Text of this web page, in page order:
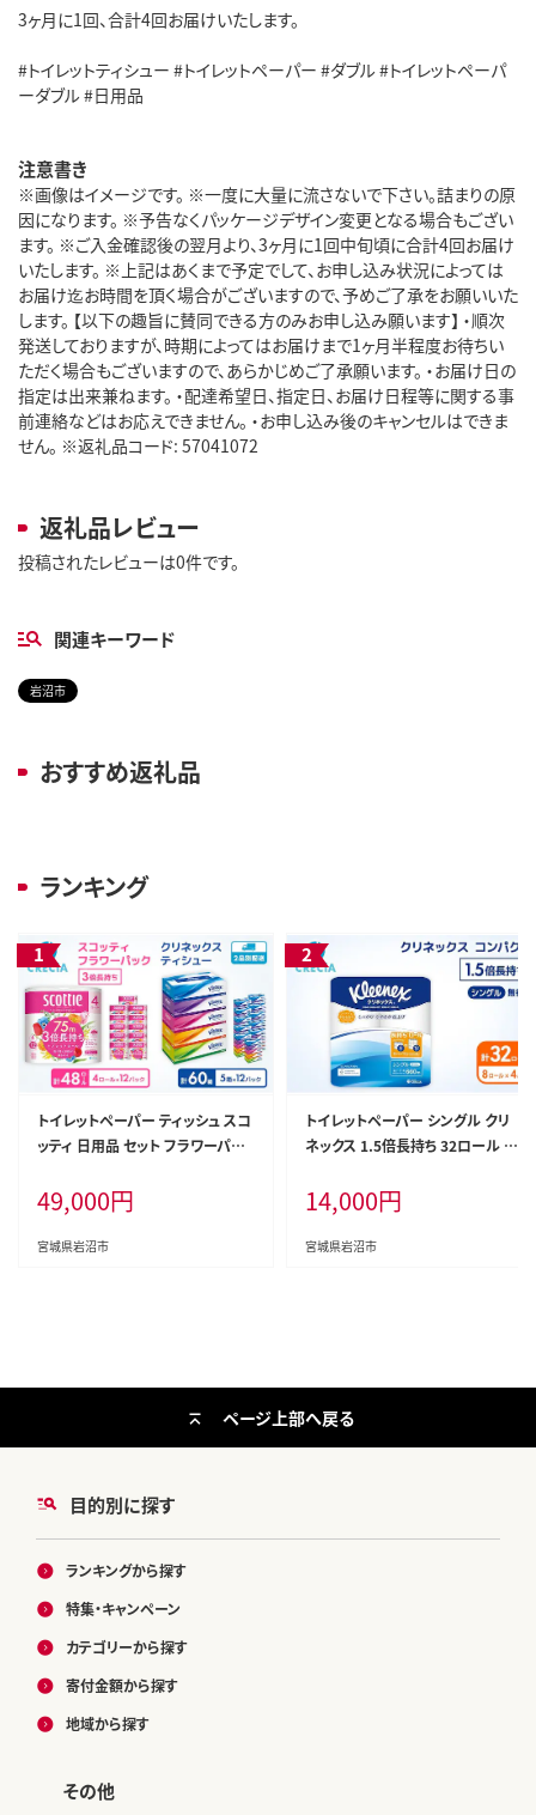
3ヶ月に1回、合計4回お届けいたします。
#トイレットティシュー #トイレットペーパー #ダブル #トイレットペーパ
ーダブル #日用品
注意書き
※画像はイメージです。 ※一度に大量に流さないで下さい。詰まりの原
因になります。 ※予告なくパッケージデザイン変更となる場合もござい
ます。 ※ご入金確認後の翌月より、3ヶ月に1回中旬頃に合計4回お届け
いたします。 ※上記はあくまで予定でして、お申し込み状況によっては
お届け迄お時間を頂く場合がございますので、予めご了承をお願いいた
します。 【以下の趣旨に賛同できる方のみお申し込み願います】 ・順次
発送しておりますが、時期によってはお届けまで1ヶ月半程度お待ちい
ただく場合もございますので、あらかじめご了承願います。 ・お届け日の
指定は出来兼ねます。 ・配達希望日、指定日、お届け日程等に関する事
前連絡などはお応えできません。 ・お申し込み後のキャンセルはできま
せん。 ※返礼品コード: 57041072
返礼品レビュー
投稿されたレビューは0件です。
関連キーワード
岩沼市
おすすめ返礼品
ランキング
トイレットペーパー ティッシュ スコ
ッティ 日用品 セット フラワーパッ
岩沼市
49,000円
宮城県岩沼市
トイレットペーパー シングル クリ
ネックス 1.5倍長持ち 32ロール ( 8
香料 日用品 防災 備蓄 日本製 宮
城県 岩沼市
14,000円
宮城県岩沼市
目的別に探す
ランキングから探す
特集・キャンペーン
カテゴリーから探す
寄付金額から探す
地域から探す
その他
ページ上部へ戻る